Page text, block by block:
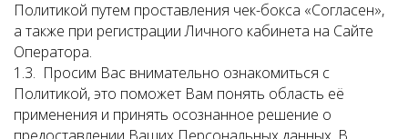
Политикой путем проставления чек-бокса «Согласен»,
а также при регистрации Личного кабинета на Сайте
Оператора.
1.3. Просим Вас внимательно ознакомиться с
Политикой, это поможет Вам понять область её
применения и принять осознанное решение о